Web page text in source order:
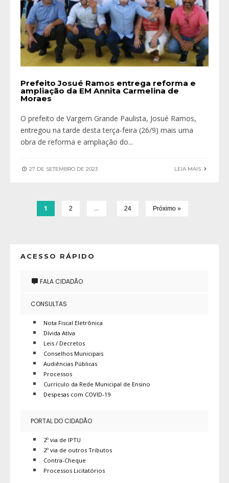
Prefeito Josué Ramos entrega reforma e
ampliação da EM Annita Carmelina de
Moraes
O prefeito de Vargem Grande Paulista, Josué Ramos,
entregou na tarde desta terça-feira (26/9) mais uma
obra de reforma e ampliação do...
27 DE SETEMBRO DE 2023 LEIA MAIS
1 2 … 24 Próximo »
ACESSO RÁPIDO
FALA CIDADÃO
CONSULTAS
Nota Fiscal Eletrônica
Dívida Atíva
Leis / Decretos
Conselhos Municipais
Audiências Públicas
Processos
Currículo da Rede Municipal de Ensino
Despesas com COVID-19
PORTAL DO CIDADÃO
2º via de IPTU
2º via de outros Tributos
Contra-Cheque
Processos Licitatórios